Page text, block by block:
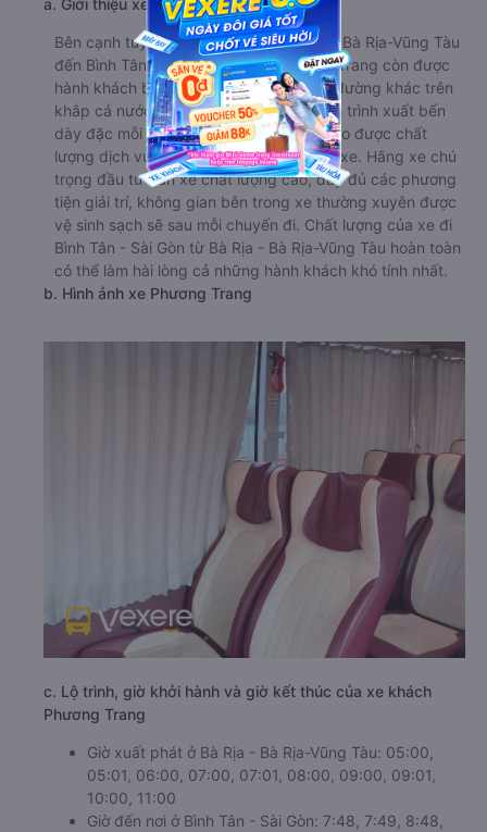
a. Giới thiệu xe Phương Trang
Bên cạnh tuyến đường chính từ Bà Rịa - Bà Rịa-Vũng Tàu
đến Bình Tân - Sài Gòn, nhà xe Phương Trang còn được
hành khách biết đến ở khá nhiều tuyến đường khác trên
khắp cả nước. Nhà xe hoạt động với lịch trình xuất bến
dày đặc mỗi ngày. Tuy vậy, vẫn đảm bảo được chất
lượng dịch vụ tốt nhất cho từng chuyến xe. Hãng xe chú
trọng đầu tư dàn xe chất lượng cao, đầy đủ các phương
tiện giải trí, không gian bên trong xe thường xuyên được
vệ sinh sạch sẽ sau mỗi chuyến đi. Chất lượng của xe đi
Bình Tân - Sài Gòn từ Bà Rịa - Bà Rịa-Vũng Tàu hoàn toàn
có thể làm hài lòng cả những hành khách khó tính nhất.
b. Hình ảnh xe Phương Trang
c. Lộ trình, giờ khởi hành và giờ kết thúc của xe khách
Phương Trang
Giờ xuất phát ở Bà Rịa - Bà Rịa-Vũng Tàu: 05:00,
05:01, 06:00, 07:00, 07:01, 08:00, 09:00, 09:01,
10:00, 11:00
Giờ đến nơi ở Bình Tân - Sài Gòn: 7:48, 7:49, 8:48,